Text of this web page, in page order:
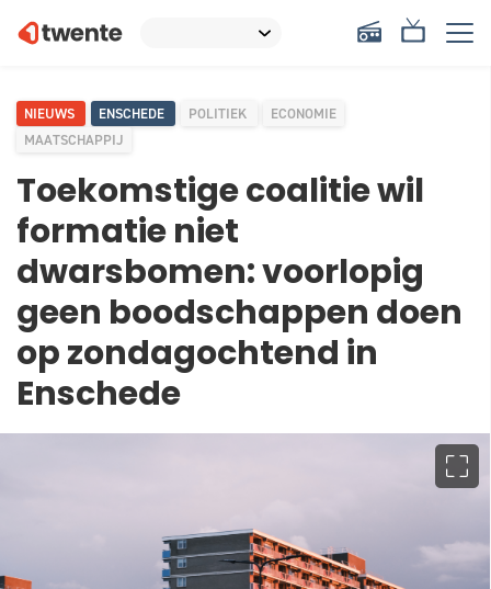
NIEUWS ENSCHEDE POLITIEK
ECONOMIE
MAATSCHAPPIJ
Toekomstige coalitie wil
formatie niet
dwarsbomen: voorlopig
geen boodschappen doen
op zondagochtend in
Enschede